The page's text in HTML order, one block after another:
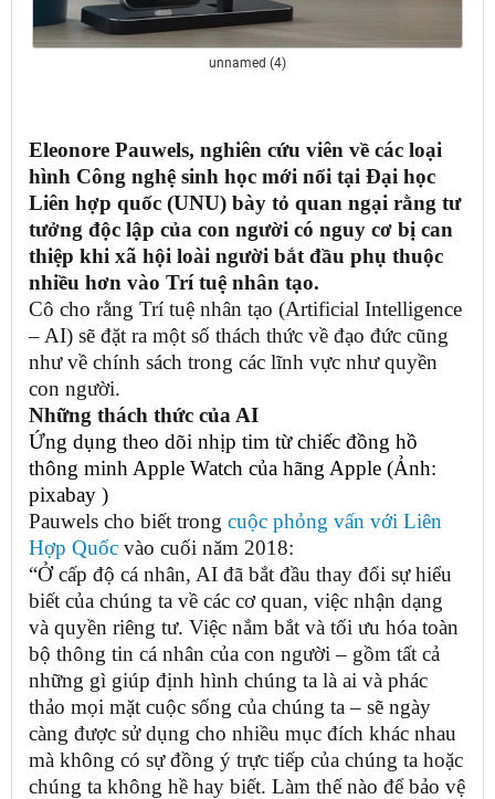
unnamed (4)
Eleonore Pauwels, nghiên cứu viên về các loại
hình Công nghệ sinh học mới nổi tại Đại học
Liên hợp quốc (UNU) bày tỏ quan ngại rằng tư
tưởng độc lập của con người có nguy cơ bị can
thiệp khi xã hội loài người bắt đầu phụ thuộc
nhiều hơn vào Trí tuệ nhân tạo.
Cô cho rằng Trí tuệ nhân tạo (Artificial Intelligence
– AI) sẽ đặt ra một số thách thức về đạo đức cũng
như về chính sách trong các lĩnh vực như quyền
con người.
Những thách thức của AI
Ứng dụng theo dõi nhịp tim từ chiếc đồng hồ
thông minh Apple Watch của hãng Apple (Ảnh:
pixabay )
Pauwels cho biết trong cuộc phỏng vấn với Liên
Hợp Quốc vào cuối năm 2018:
“Ở cấp độ cá nhân, AI đã bắt đầu thay đổi sự hiểu
biết của chúng ta về các cơ quan, việc nhận dạng
và quyền riêng tư. Việc nắm bắt và tối ưu hóa toàn
bộ thông tin cá nhân của con người – gồm tất cả
những gì giúp định hình chúng ta là ai và phác
thảo mọi mặt cuộc sống của chúng ta – sẽ ngày
càng được sử dụng cho nhiều mục đích khác nhau
mà không có sự đồng ý trực tiếp của chúng ta hoặc
chúng ta không hề hay biết. Làm thế nào để bảo vệ